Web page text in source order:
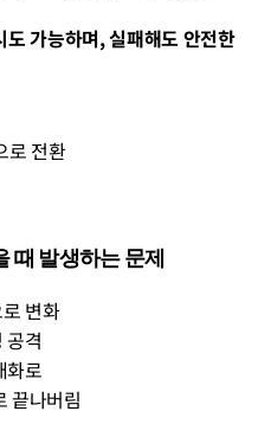
도 가능하며, 실패해도 안전한
로 전환
때 발생하는 문제
로 변화
공격
화로
끝나버림